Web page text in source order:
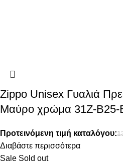
Zippo Unisex Γυαλιά
Μαύρο χρώμα 31Z-B25-
Προτεινόμενη τιμή καταλόγου:
Διαβάστε περισσότερα
Sale Sold out